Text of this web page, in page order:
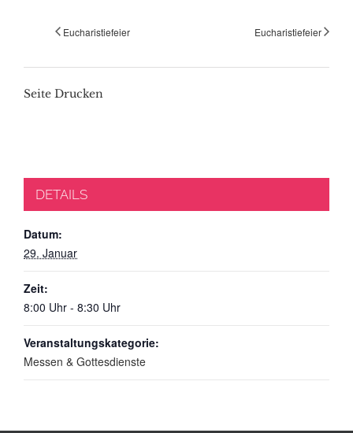
Eucharistiefeier Eucharistiefeier
Seite Drucken
DETAILS
Datum:
29. Januar
Zeit:
8:00 Uhr - 8:30 Uhr
Veranstaltungskategorie:
Messen & Gottesdienste